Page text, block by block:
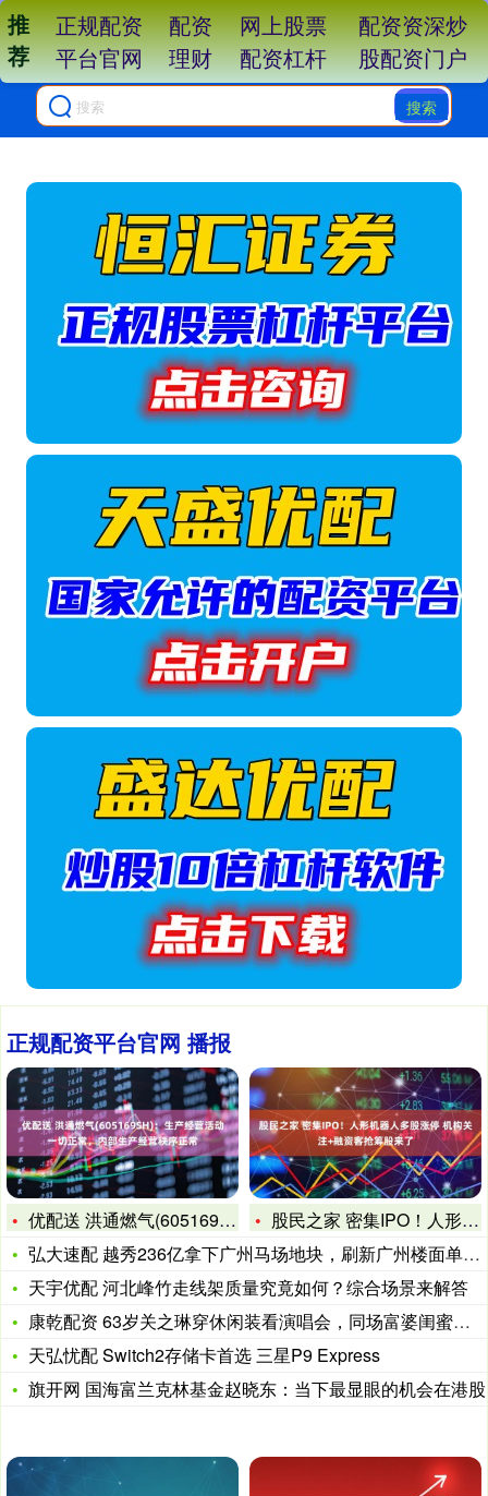
搜索
正规配资平台官网 播报
优配送 洪通燃气(605169SH)：生产经营活动一切正常，
股民之家 密集IPO！人形机器人多股涨停 机构关注+融资客抢
弘大速配 越秀236亿拿下广州马场地块，刷新广州楼面单价新天
天宇优配 河北峰竹走线架质量究竟如何？综合场景来解答
康乾配资 63岁关之琳穿休闲装看演唱会，同场富婆闺蜜团曝光，
天弘忧配 Switch2存储卡首选 三星P9 Express
旗开网 国海富兰克林基金赵晓东：当下最显眼的机会在港股
推
荐
正规配资
平台官网
配资
理财
网上股票
配资杠杆
配资资深炒
股配资门户